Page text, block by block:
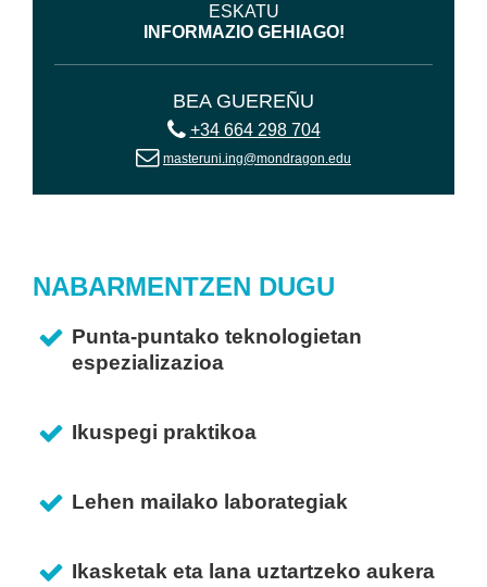
ESKATU
INFORMAZIO GEHIAGO!
BEA GUEREÑU
+34 664 298 704
masteruni.ing@mondragon.edu
NABARMENTZEN DUGU
Punta-puntako teknologietan
espezializazioa
Ikuspegi praktikoa
Lehen mailako laborategiak
Ikasketak eta lana uztartzeko aukera